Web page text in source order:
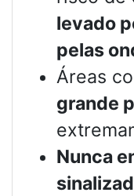
levado
pelas
Áreas
grande
Nunca